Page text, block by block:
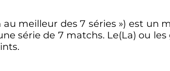
meilleur des 7 séries ») est un
série de 7 matchs. Le(La) ou les